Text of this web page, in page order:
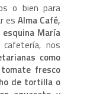
o bien para
es Alma Café,
María
nos
como
fresco
de tortilla o